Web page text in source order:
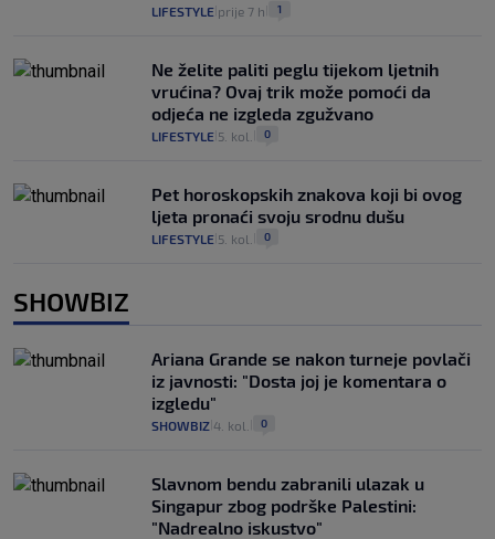
LIFESTYLE prije 7 h 1
Ne želite paliti peglu tijekom ljetnih
vrućina? Ovaj trik može pomoći da
odjeća ne izgleda zgužvano
LIFESTYLE 5. kol. 0
Pet horoskopskih znakova koji bi ovog
ljeta pronaći svoju srodnu dušu
LIFESTYLE 5. kol. 0
SHOWBIZ
Ariana Grande se nakon turneje povlači
iz javnosti: "Dosta joj je komentara o
izgledu"
SHOWBIZ 4. kol. 0
Slavnom bendu zabranili ulazak u
Singapur zbog podrške Palestini:
"Nadrealno iskustvo"